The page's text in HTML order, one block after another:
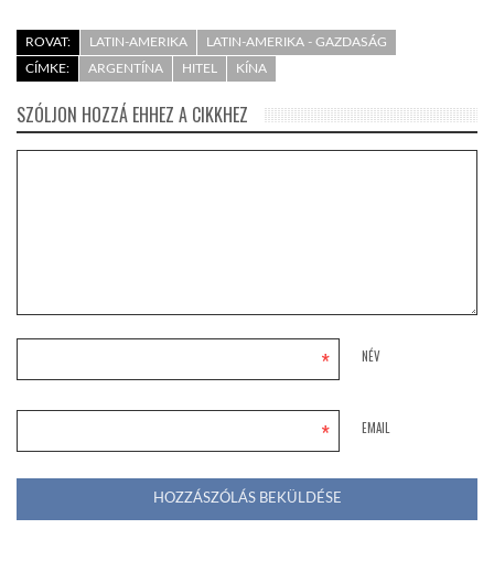
ROVAT: LATIN-AMERIKA
LATIN-AMERIKA - GAZDASÁG
CÍMKE:
ARGENTÍNA HITEL KÍNA
SZÓLJON HOZZÁ EHHEZ A CIKKHEZ
NÉV
*
EMAIL
*